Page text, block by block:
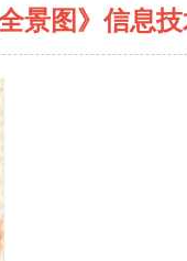
景图》信息